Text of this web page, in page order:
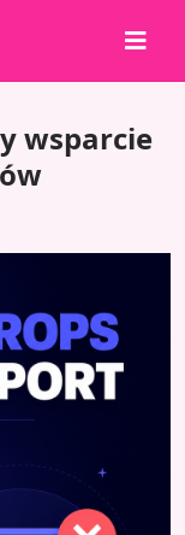
wsparcie